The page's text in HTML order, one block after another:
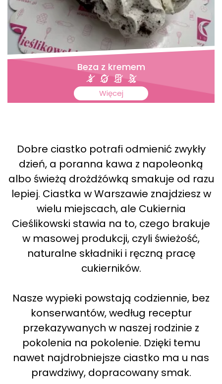
Beza z kremem
Więcej
Dobre ciastko potrafi odmienić zwykły
dzień, a poranna kawa z napoleonką
albo świeżą drożdżówką smakuje od razu
lepiej. Ciastka w Warszawie znajdziesz w
wielu miejscach, ale Cukiernia
Cieślikowski stawia na to, czego brakuje
w masowej produkcji, czyli świeżość,
naturalne składniki i ręczną pracę
cukierników.
Nasze wypieki powstają codziennie, bez
konserwantów, według receptur
przekazywanych w naszej rodzinie z
pokolenia na pokolenie. Dzięki temu
nawet najdrobniejsze ciastko ma u nas
prawdziwy, dopracowany smak.